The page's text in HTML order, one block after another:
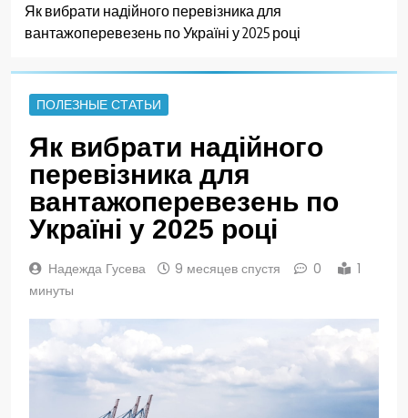
Як вибрати надійного перевізника для
вантажоперевезень по Україні у 2025 році
ПОЛЕЗНЫЕ СТАТЬИ
Як вибрати надійного
перевізника для
вантажоперевезень по
Україні у 2025 році
Надежда Гусева 9 месяцев спустя 0
1
минуты